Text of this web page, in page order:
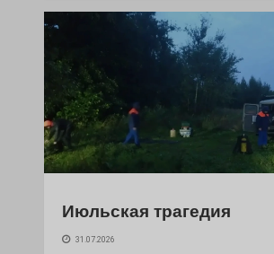
Июльская трагедия
31.07.2026